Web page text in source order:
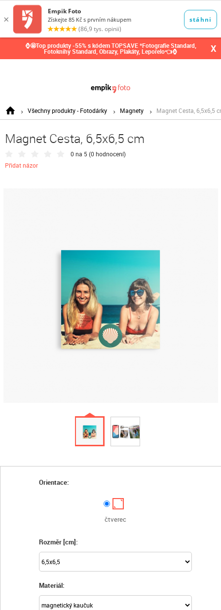
⌚🤩Top produkty -55% s kódem TOPSAVE *Fotografie Standard,
Fotoknihy Standard, Obrazy, Plakáty, Leporelo👈⌚ X
Všechny produkty - Fotodárky Magnety Magnet Cesta, 6,5x6,5
Magnet Cesta, 6,5x6,5 cm
0 na 5 (0 hodnocení)
Přidat názor
Orientace:
čtverec
Rozměr [cm]:
Materiál: